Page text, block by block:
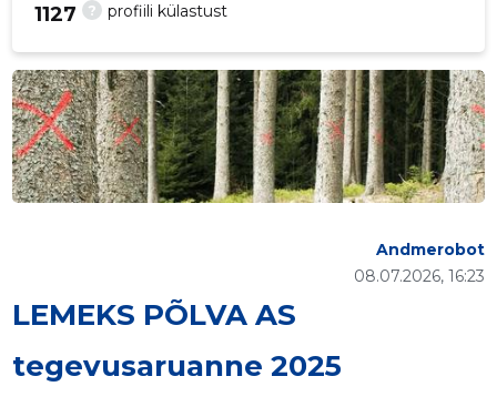
? profiili külastust
1127
LEMEKS PÕLVA AS
tegevusaruanne 2025
08.07.2026, 16:23
Andmerobot